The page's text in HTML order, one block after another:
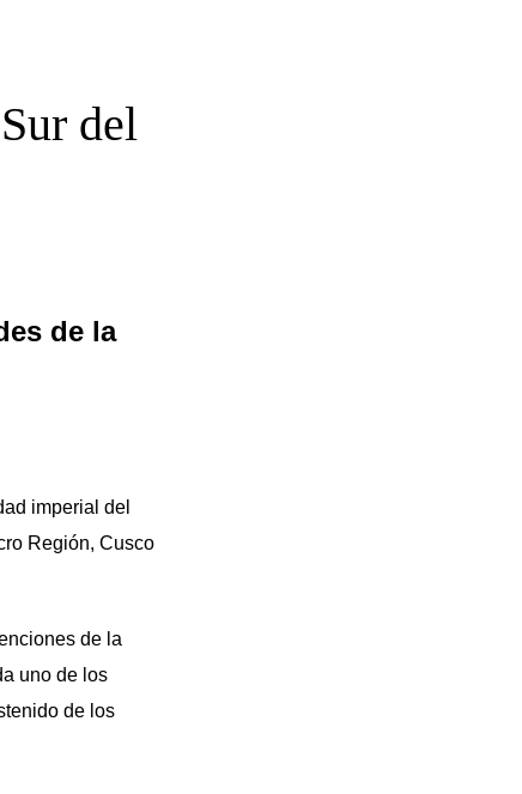
del
de la
imperial del
Región, Cusco
de la
uno de los
de los